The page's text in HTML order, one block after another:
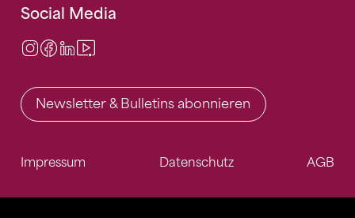
Social Media
Instagram
Facebook
LinkedIn
Newsletter & Bulletins abonnieren
Impressum Datenschutz AGB